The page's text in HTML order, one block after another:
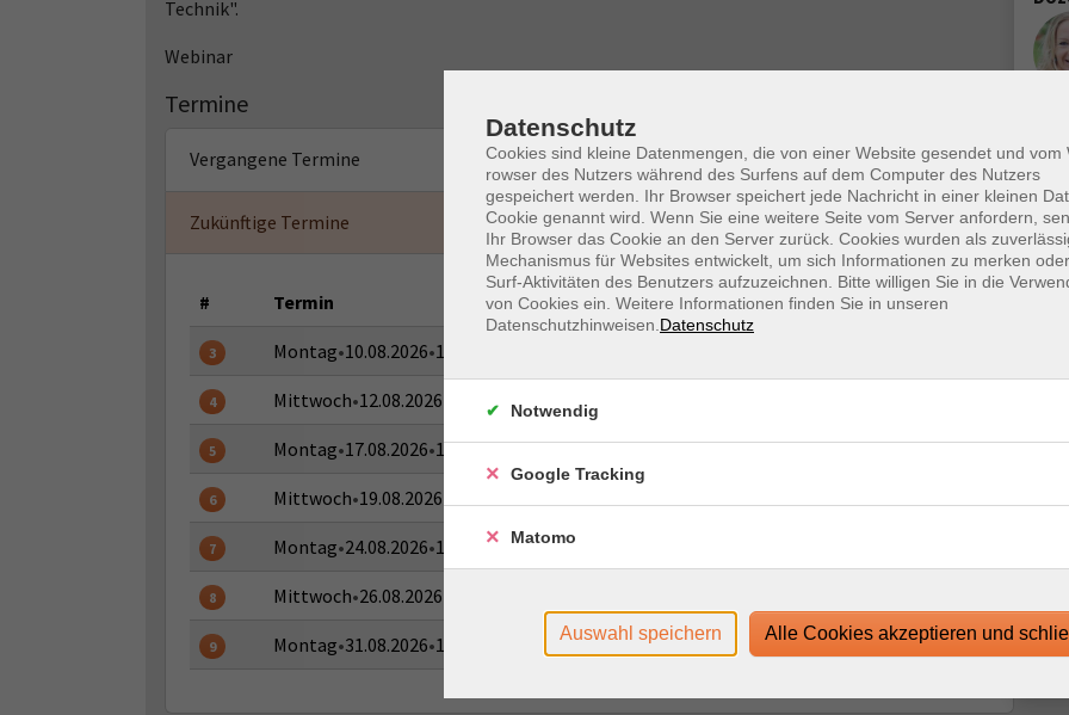
Technik".
Webinar
Termine
Vergangene Termine
Zukünftige Termine
# Termin Ort / Raum
3 Montag•10.08.2026•12:00 - 12:15 Uhr
4 Mittwoch•12.08.2026 12:00 - 12:15 Uhr
5 Montag•17.08.2026•12:00 - 12:15 Uhr
6 Mittwoch•19.08.2026
7 Montag•24.08.2026•12:00 - 12:15 Uhr
8 Mittwoch•26.08.2026
9 Montag•31.08.2026•12:00 - 12:15 Uhr
Datenschutz
Cookies sind kleine Datenmengen, die von einer Website gesendet und vom
rowser des Nutzers während des Surfens auf dem Computer des Nutzers
gespeichert werden. Ihr Browser speichert jede Nachricht in einer kleinen
Cookie genannt wird. Wenn Sie eine weitere Seite vom Server anfordern,
Ihr Browser das Cookie an den Server zurück. Cookies wurden als
Mechanismus für Websites entwickelt, um sich Informationen zu merken
Surf-Aktivitäten des Benutzers aufzuzeichnen. Bitte willigen Sie in die
von Cookies ein. Weitere Informationen finden Sie in unseren
Datenschutzhinweisen. Datenschutz
Notwendig
Google Tracking
Matomo
Auswahl speichern Alle Cookies akzeptieren und